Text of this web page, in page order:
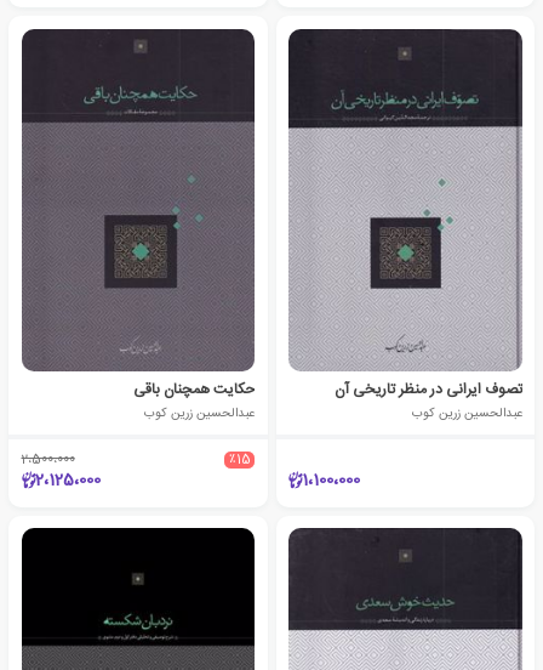
تصوف ایرانی در منظر تاریخی آن
عبدالحسین زرین کوب
1،100،000
حکایت همچنان باقی
عبدالحسین زرین کوب
٪15 2،500،000
2،125،000